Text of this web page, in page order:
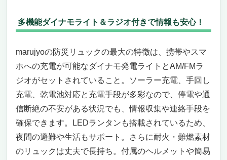
多機能ダイナモライト＆ラジオ付きで情報も安心！
marujyoの防災リュックの最大の特徴は、携帯やスマ
ホへの充電が可能なダイナモ発電ライトとAM/FMラ
ジオがセットされていること。ソーラー充電、手回し
充電、乾電池対応と充電手段が多彩なので、停電や通
信断絶の不安がある状況でも、情報収集や連絡手段を
確保できます。LEDランタンも搭載されているため、
夜間の避難や生活もサポート。さらに耐火・難燃素材
のリュックは丈夫で長持ち。付属のヘルメットや簡易